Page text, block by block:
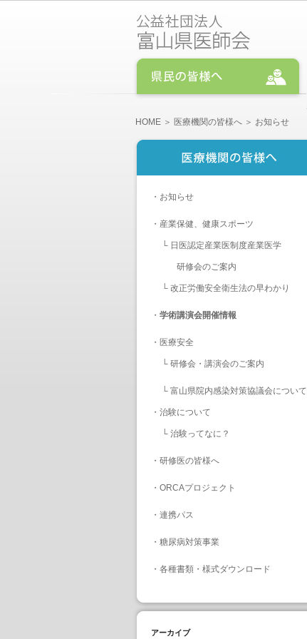
HOME ＞ 医療機関の皆様へ ＞ お知らせ
・ お知らせ
・ 産業保健、健康スポーツ
└ 日医認定産業医制度産業医学
研修会のご案内
└ 改正労働安全衛生法の早わかり
・ 学術講演会開催情報
・ 医療安全
└ 研修会・講演会のご案内
└ 富山県院内感染対策協議会について
・ 治験について
└ 治験ってなに？
・ 研修医の皆様へ
・ ORCAプロジェクト
・ 連携パス
・ 糖尿病対策事業
・ 各種書類・様式ダウンロード
アーカイブ